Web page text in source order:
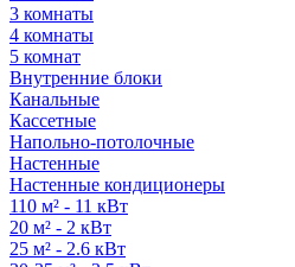
3 комнаты
4 комнаты
5 комнат
Внутренние блоки
Канальные
Кассетные
Напольно-потолочные
Настенные
Настенные кондиционеры
110 м² - 11 кВт
20 м² - 2 кВт
25 м² - 2.6 кВт